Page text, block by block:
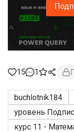
15 1
buchlotnik184
уровень
курс 11 -